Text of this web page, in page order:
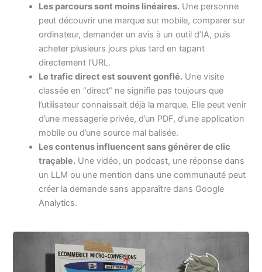
Les parcours sont moins linéaires. Une personne
peut découvrir une marque sur mobile, comparer sur
ordinateur, demander un avis à un outil d’IA, puis
acheter plusieurs jours plus tard en tapant
directement l’URL.
Le trafic direct est souvent gonflé. Une visite
classée en “direct” ne signifie pas toujours que
l’utilisateur connaissait déjà la marque. Elle peut venir
d’une messagerie privée, d’un PDF, d’une application
mobile ou d’une source mal balisée.
Les contenus influencent sans générer de clic
traçable. Une vidéo, un podcast, une réponse dans
un LLM ou une mention dans une communauté peut
créer la demande sans apparaître dans Google
Analytics.